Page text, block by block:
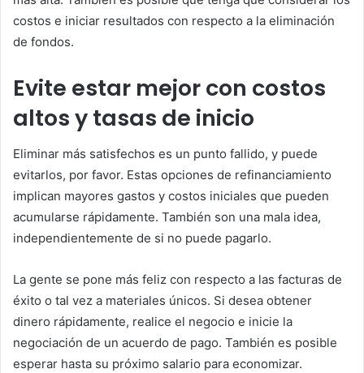
costos e iniciar resultados con respecto a la eliminación
de fondos.
Evite estar mejor con costos
altos y tasas de inicio
Eliminar más satisfechos es un punto fallido, y puede
evitarlos, por favor. Estas opciones de refinanciamiento
implican mayores gastos y costos iniciales que pueden
acumularse rápidamente. También son una mala idea,
independientemente de si no puede pagarlo.
La gente se pone más feliz con respecto a las facturas de
éxito o tal vez a materiales únicos. Si desea obtener
dinero rápidamente, realice el negocio e inicie la
negociación de un acuerdo de pago. También es posible
esperar hasta su próximo salario para economizar.